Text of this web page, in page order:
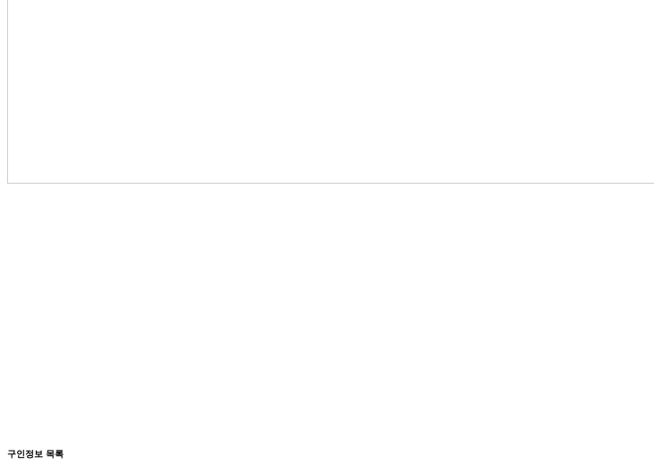
구인정보 목록